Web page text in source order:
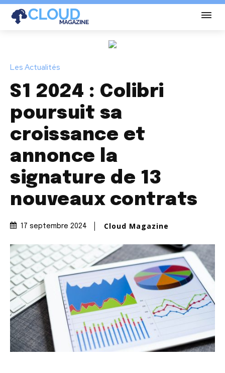
Les Actualités
S1 2024 : Colibri
poursuit sa
croissance et
annonce la
signature de 13
nouveaux contrats
17 septembre 2024 Cloud Magazine